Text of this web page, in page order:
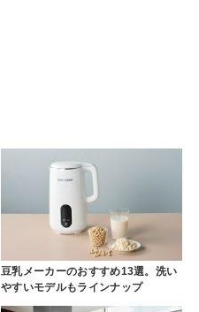
豆乳メーカーのおすすめ13選。洗い
やすいモデルもラインナップ